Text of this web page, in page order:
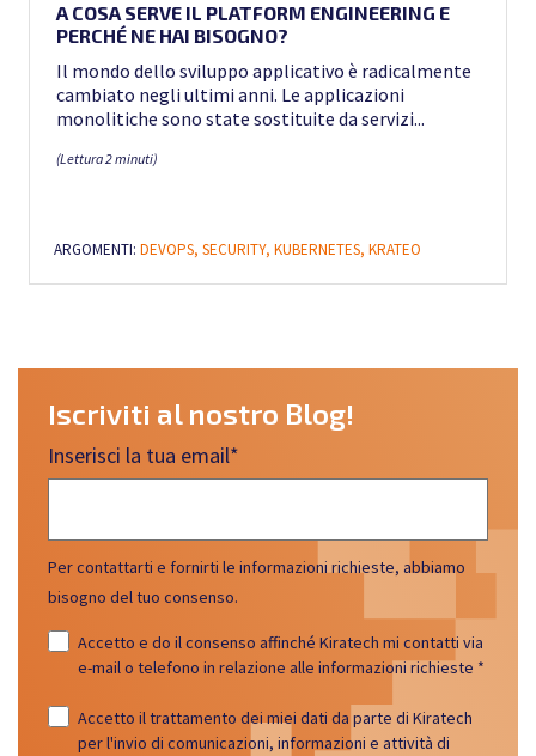
A COSA SERVE IL PLATFORM ENGINEERING E
PERCHÉ NE HAI BISOGNO?
Il mondo dello sviluppo applicativo è radicalmente
cambiato negli ultimi anni. Le applicazioni
monolitiche sono state sostituite da servizi...
(Lettura 2 minuti)
ARGOMENTI: DEVOPS, SECURITY, KUBERNETES, KRATEO
Iscriviti al nostro Blog!
Inserisci la tua email*
Per contattarti e fornirti le informazioni richieste, abbiamo
bisogno del tuo consenso.
Accetto e do il consenso affinché Kiratech mi contatti via
e-mail o telefono in relazione alle informazioni richieste *
Accetto il trattamento dei miei dati da parte di Kiratech
per l'invio di comunicazioni, informazioni e attività di